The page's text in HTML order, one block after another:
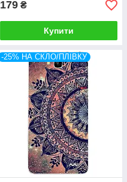
179 ₴
Купити
-25% НА СКЛО/ПЛІВКУ